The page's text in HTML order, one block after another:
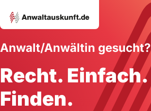
Anwalt/Anwältin gesucht?
Recht. Einfach.
Finden.